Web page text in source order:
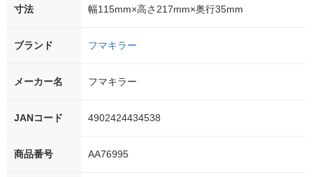
寸法 幅115mm×高さ217mm×奥行35mm
ブランド フマキラー
メーカー名 フマキラー
JANコード 4902424434538
商品番号 AA76995